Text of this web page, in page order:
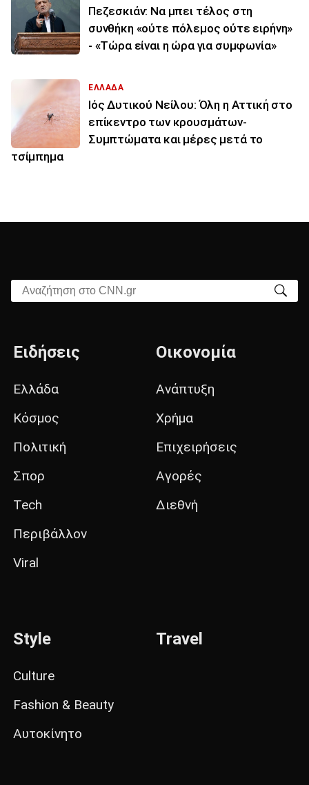
Πεζεσκιάν: Να μπει τέλος στη
συνθήκη «ούτε πόλεμος ούτε ειρήνη»
- «Τώρα είναι η ώρα για συμφωνία»
ΕΛΛΑΔΑ
Ιός Δυτικού Νείλου: Όλη η Αττική στο
επίκεντρο των κρουσμάτων-
Συμπτώματα και μέρες μετά το
τσίμπημα
Αναζήτηση στο CNN.gr
Ειδήσεις
Ελλάδα
Κόσμος
Πολιτική
Σπορ
Tech
Περιβάλλον
Viral
Οικονομία
Ανάπτυξη
Χρήμα
Επιχειρήσεις
Αγορές
Διεθνή
Style
Culture
Fashion & Beauty
Αυτοκίνητο
Travel